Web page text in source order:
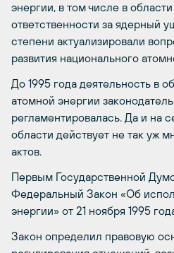
энергии, в том числе в
ответственности за ядерный
степени актуализировали
развития национального
До 1995 года деятельность в
атомной энергии
регламентировалась. Да и на
области действует не так уж
актов.
Первым Государственной
Федеральный Закон «Об
энергии» от 21 ноября 1995
Закон определил правовую